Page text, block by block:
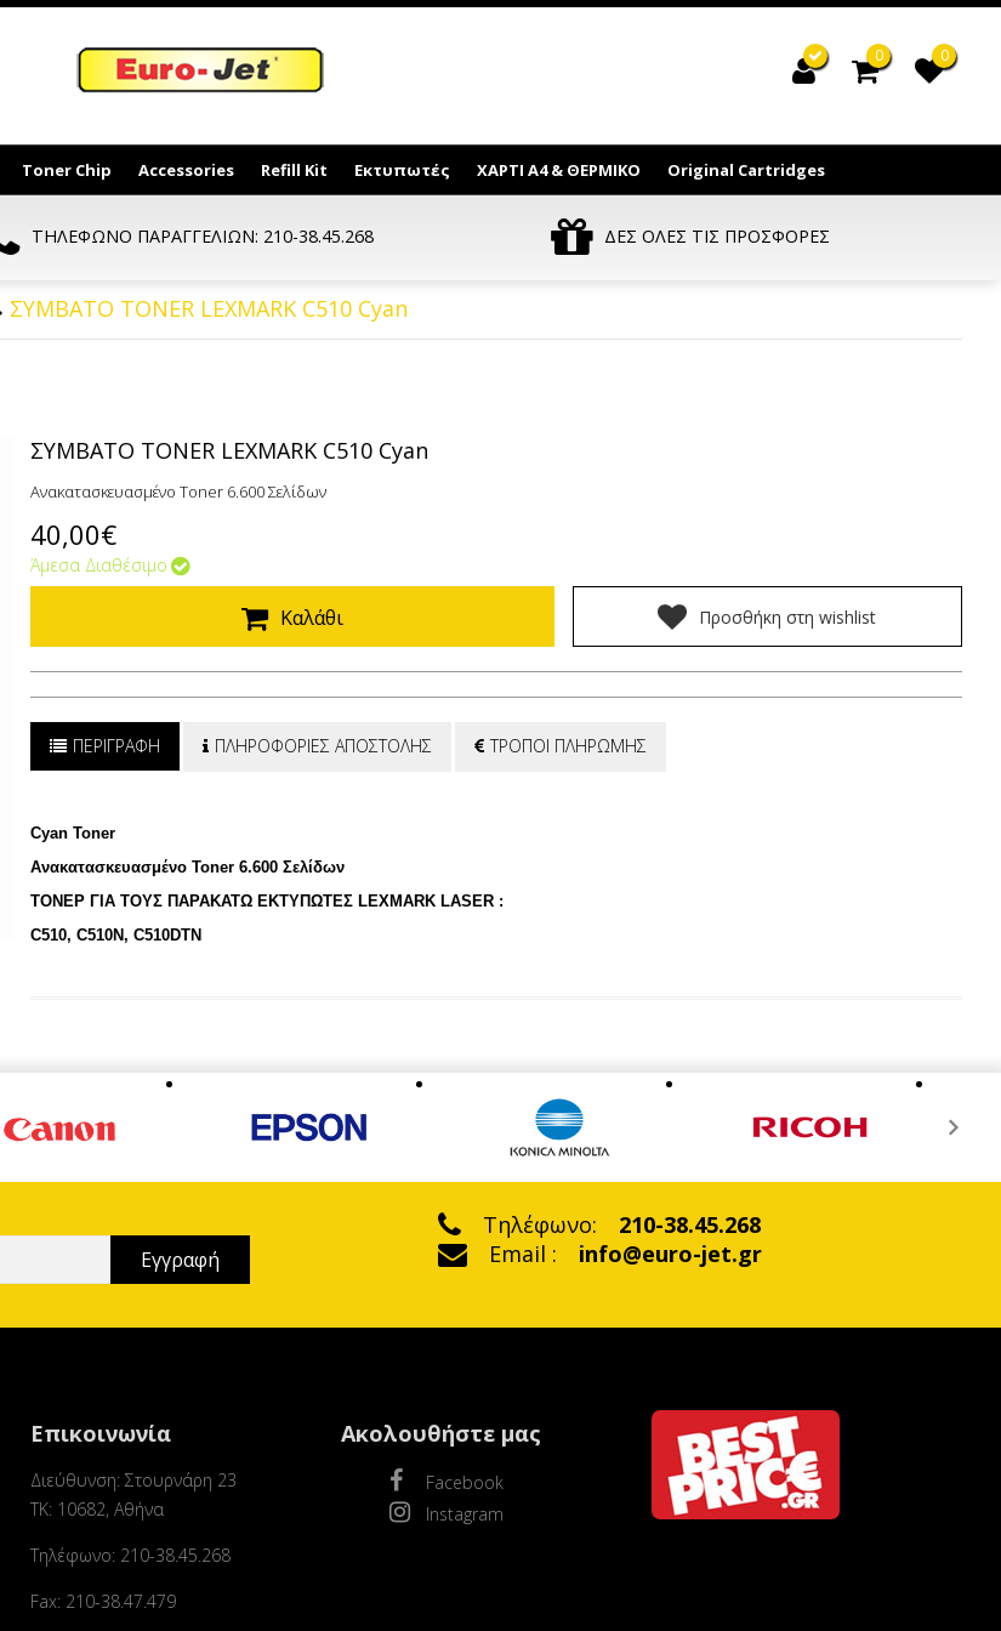
0 0
Toner Chip Accessories Refill Kit Εκτυπωτές ΧΑΡΤΙ Α4 & ΘΕΡΜΙΚΟ Original Cartridges
ΤΗΛΕΦΩΝΟ ΠΑΡΑΓΓΕΛΙΩΝ: 210-38.45.268 ΔΕΣ ΟΛΕΣ ΤΙΣ ΠΡΟΣΦΟΡΕΣ
ΣΥΜΒΑΤΟ TONER LEXMARK C510 Cyan
ΣΥΜΒΑΤΟ TONER LEXMARK C510 Cyan
Ανακατασκευασμένο Toner 6.600 Σελίδων
40,00€
Άμεσα Διαθέσιμο
Καλάθι Προσθήκη στη wishlist
ΠΕΡΙΓΡΑΦΗ ΠΛΗΡΟΦΟΡΙΕΣ ΑΠΟΣΤΟΛΗΣ ΤΡΟΠΟΙ ΠΛΗΡΩΜΗΣ
Cyan Toner
Ανακατασκευασμένο Toner 6.600 Σελίδων
ΤΟΝΕΡ ΓΙΑ ΤΟΥΣ ΠΑΡΑΚΑΤΩ ΕΚΤΥΠΩΤΕΣ LEXMARK LASER :
C510, C510N, C510DTN
Τηλέφωνο:
210-38.45.268
Email :
info@euro-jet.gr
Επικοινωνία
Διεύθυνση: Στουρνάρη 23
ΤΚ: 10682, Αθήνα
Τηλέφωνο: 210-38.45.268
Fax: 210-38.47.479
Ακολουθήστε μας
Facebook
Instagram